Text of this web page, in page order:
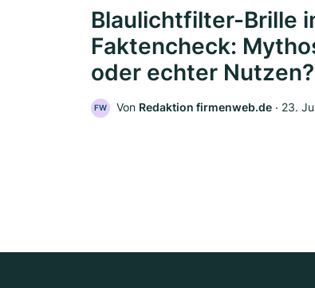
Blaulichtfilter-Brille
Faktencheck:
oder echter Nutzen?
FW Von Redaktion firmenweb.de ‧ 23.